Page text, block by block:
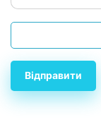
Відправити